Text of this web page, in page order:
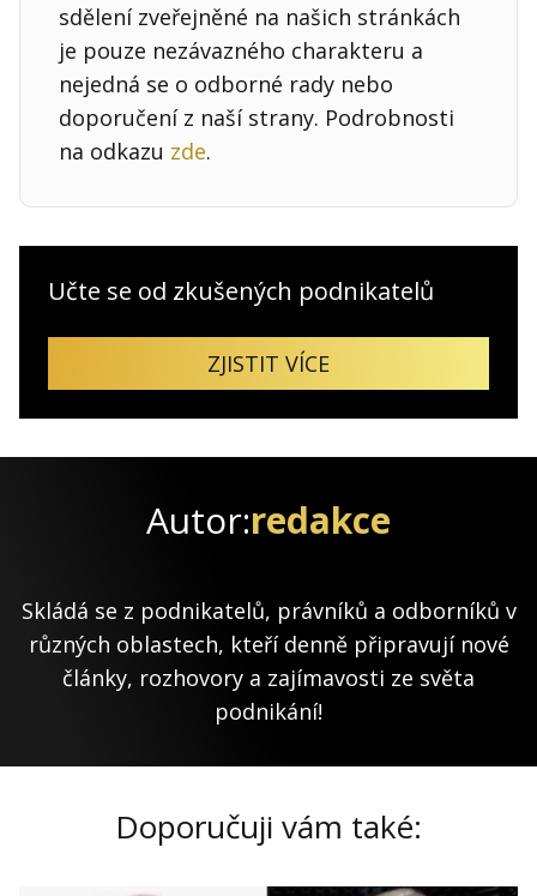
sdělení zveřejněné na našich stránkách
je pouze nezávazného charakteru a
nejedná se o odborné rady nebo
doporučení z naší strany. Podrobnosti
na odkazu zde.
Učte se od zkušených podnikatelů
ZJISTIT VÍCE
Autor:redakce
Skládá se z podnikatelů, právníků a odborníků v
různých oblastech, kteří denně připravují nové
články, rozhovory a zajímavosti ze světa
podnikání!
Doporučuji vám také: